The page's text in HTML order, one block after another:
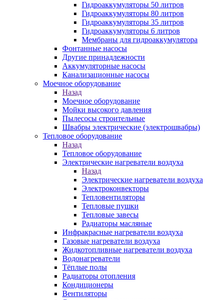
Гидроаккумуляторы 50 литров
Гидроаккумуляторы 80 литров
Гидроаккумуляторы 35 литров
Гидроаккумуляторы 6 литров
Мембраны для гидроаккумулятора
Фонтанные насосы
Другие принадлежности
Аккумуляторные насосы
Канализационные насосы
Моечное оборудование
Назад
Моечное оборудование
Мойки высокого давления
Пылесосы строительные
Швабры электрические (электрошвабры)
Тепловое оборудование
Назад
Тепловое оборудование
Электрические нагреватели воздуха
Назад
Электрические нагреватели воздуха
Электроконвекторы
Тепловентиляторы
Тепловые пушки
Тепловые завесы
Радиаторы масляные
Инфракрасные нагреватели воздуха
Газовые нагреватели воздуха
Жидкотопливные нагреватели воздуха
Водонагреватели
Тёплые полы
Радиаторы отопления
Кондиционеры
Вентиляторы